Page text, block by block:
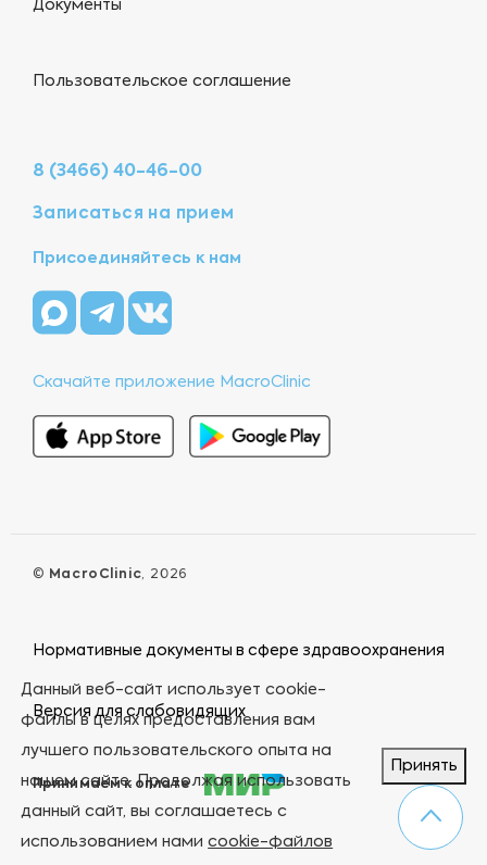
Документы
Пользовательское соглашение
8 (3466) 40-46-00
Записаться на прием
Присоединяйтесь к нам
Скачайте приложение MacroClinic
© MacroClinic, 2026
Нормативные документы в сфере здравоохранения
Версия для слабовидящих
Принимаем к оплате
Данный веб-сайт использует cookie-
файлы в целях предоставления вам
лучшего пользовательского опыта на
нашем сайте. Продолжая использовать
данный сайт, вы соглашаетесь с
использованием намиcookie-файлов
Принять